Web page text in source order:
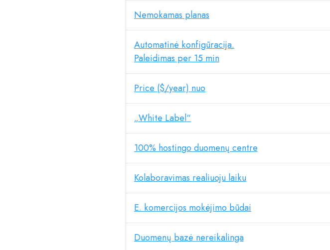
Nemokamas planas
Automatinė konfigūracija.
Paleidimas per 15 min
Price ($/year) nuo
„White Label“
100% hostingo duomenų centre
Kolaboravimas realiuoju laiku
E. komercijos mokėjimo būdai
Duomenų bazė nereikalinga